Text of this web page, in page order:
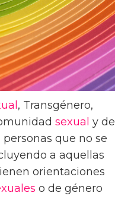
, Transgénero,
sexual y de
que no se
a aquellas
orientaciones
o de género